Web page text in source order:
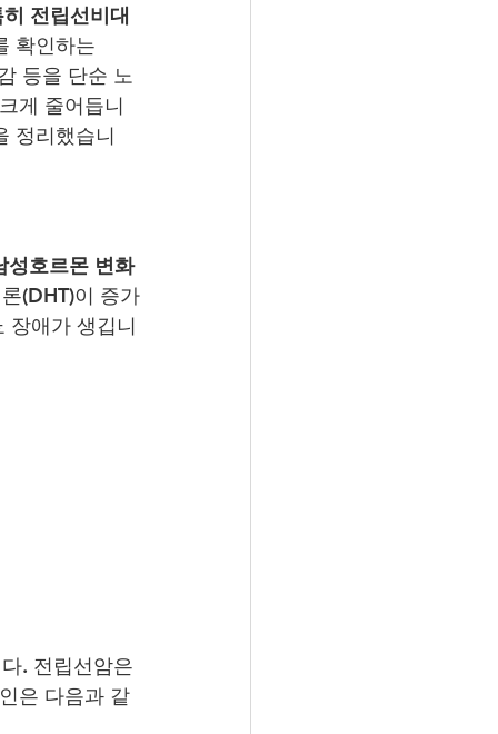
전립선비대
확인하는
등을 단순 노
게 줄어듭니
정리했습니
성호르몬 변화
(DHT)이 증가
장애가 생깁니
. 전립선암은
은 다음과 같